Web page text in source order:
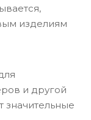
изделиям
и другой
значительные